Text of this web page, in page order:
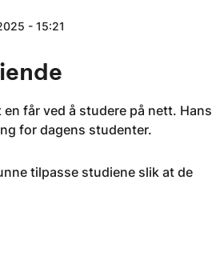
- 15:21
får ved å studere på nett. Hans
for dagens studenter.
tilpasse studiene slik at de